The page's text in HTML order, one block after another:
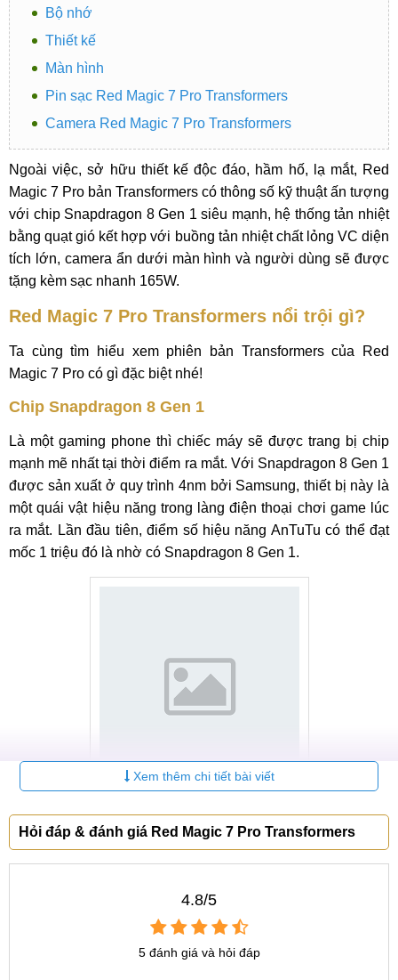
Bộ nhớ
Thiết kế
Màn hình
Pin sạc Red Magic 7 Pro Transformers
Camera Red Magic 7 Pro Transformers
Ngoài việc, sở hữu thiết kế độc đáo, hầm hố, lạ mắt, Red
Magic 7 Pro bản Transformers có thông số kỹ thuật ấn tượng
với chip Snapdragon 8 Gen 1 siêu mạnh, hệ thống tản nhiệt
bằng quạt gió kết hợp với buồng tản nhiệt chất lỏng VC diện
tích lớn, camera ẩn dưới màn hình và người dùng sẽ được
tặng kèm sạc nhanh 165W.
Red Magic 7 Pro Transformers nổi trội gì?
Ta cùng tìm hiểu xem phiên bản Transformers của Red
Magic 7 Pro có gì đặc biệt nhé!
Chip Snapdragon 8 Gen 1
Là một gaming phone thì chiếc máy sẽ được trang bị chip
mạnh mẽ nhất tại thời điểm ra mắt. Với Snapdragon 8 Gen 1
được sản xuất ở quy trình 4nm bởi Samsung, thiết bị này là
một quái vật hiệu năng trong làng điện thoại chơi game lúc
ra mắt. Lần đầu tiên, điểm số hiệu năng AnTuTu có thể đạt
mốc 1 triệu đó là nhờ có Snapdragon 8 Gen 1.
Tản nhiệt Quạt tích hợp
Chip càng mạnh động nghĩa với việc nhiệt lượng tỏa ra sẽ
suất hoạt động tối đa. Và Red Magic 7 Pro đã được trang bị
hệ thống tản nhiệt quạt gió độc quyền. Theo đó, bên thiết bị
Xem thêm chi tiết bài viết
Hỏi đáp & đánh giá Red Magic 7 Pro Transformers
4.8/5
5 đánh giá và hỏi đáp